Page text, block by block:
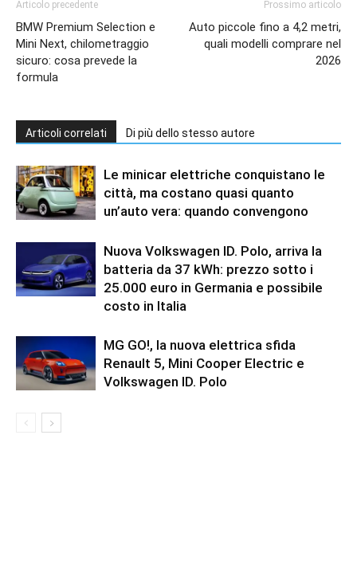
Articolo precedente
BMW Premium Selection e
Mini Next, chilometraggio
sicuro: cosa prevede la
formula
Prossimo articolo
Auto piccole fino a 4,2 metri,
quali modelli comprare nel
2026
Articoli correlati Di più dello stesso autore
Le minicar elettriche conquistano le
città, ma costano quasi quanto
un’auto vera: quando convengono
Nuova Volkswagen ID. Polo, arriva la
batteria da 37 kWh: prezzo sotto i
25.000 euro in Germania e possibile
costo in Italia
MG GO!, la nuova elettrica sfida
Renault 5, Mini Cooper Electric e
Volkswagen ID. Polo